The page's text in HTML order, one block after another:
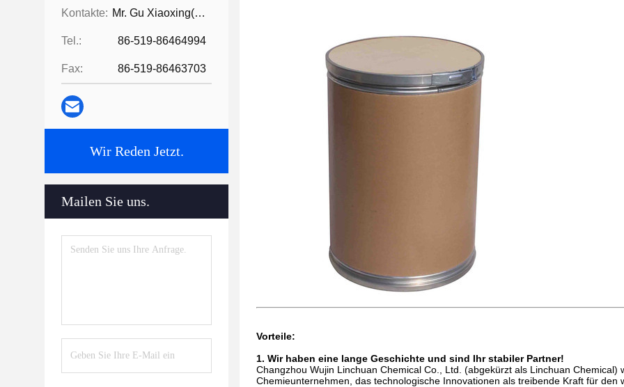
Kontakte: Mr. Gu Xiaoxing( For Chinese Business)
Tel.: 86-519-86464994
Fax: 86-519-86463703
Wir Reden Jetzt.
Mailen Sie uns.
Vorteile:
1. Wir haben eine lange Geschichte und sind Ihr stabiler Partner!
Changzhou Wujin Linchuan Chemical Co., Ltd. (abgekürzt als Linchuan
Chemieunternehmen, das technologische Innovationen als treibende Kraft für den